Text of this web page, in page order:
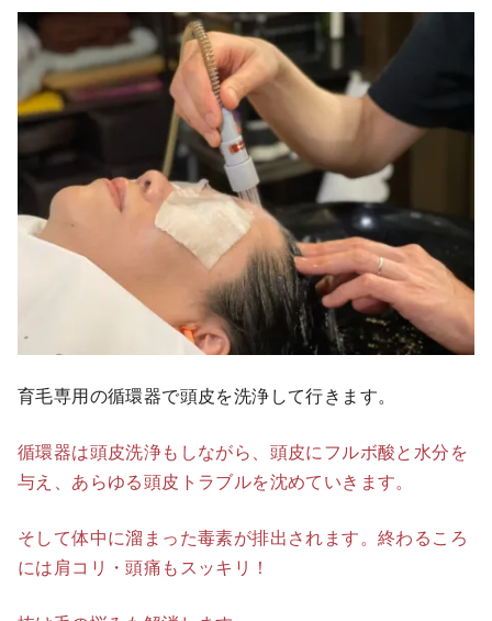
育毛専用の循環器で頭皮を洗浄して行きます。
循環器は頭皮洗浄もしながら、頭皮にフルボ酸と水分を
与え、あらゆる頭皮トラブルを沈めていきます。
そして体中に溜まった毒素が排出されます。終わるころ
には肩コリ・頭痛もスッキリ！